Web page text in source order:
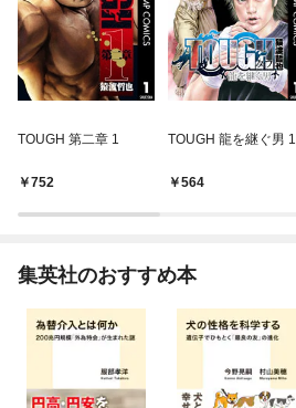
TOUGH 第二章 1
752
TOUGH 龍を継ぐ男 1
564
集英社のおすすめ本